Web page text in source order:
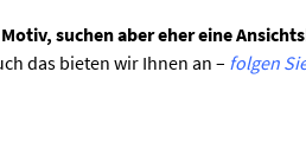
suchen aber eher eine
das bieten wir Ihnen an – folgen